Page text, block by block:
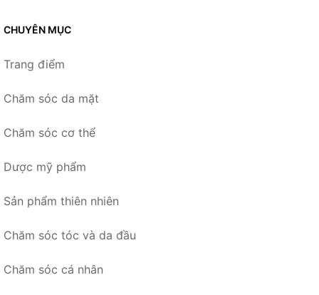
CHUYÊN MỤC
Trang điểm
Chăm sóc da mặt
Chăm sóc cơ thể
Dược mỹ phẩm
Sản phẩm thiên nhiên
Chăm sóc tóc và da đầu
Chăm sóc cá nhân